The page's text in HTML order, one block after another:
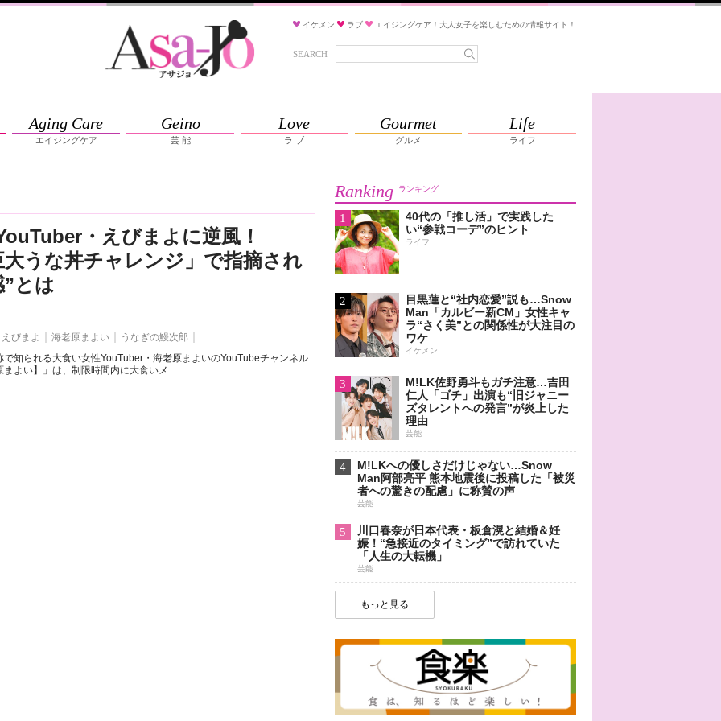
イケメン ラブ エイジングケア！大人女子を楽しむための情報サイト！
SEARCH
Aging Care
エイジングケア
Geino
芸 能
Love
ラ ブ
Gourmet
グルメ
Life
ライフ
・えびまよに逆風！
うな丼チャレンジ」で指摘され
とは
えびまよ 海老原まよい
うなぎの鰻次郎
で知られる大食い女性YouTuber・海老原まよいのYouTubeチャンネル
まよい】」は、制限時間内に大食いメ...
Ranking ランキング
1
40代の「推し活」で実践した
い“参戦コーデ”のヒント
ライフ
2
目黒蓮と“社内恋愛”説も…Snow
Man「カルビー新CM」女性キャ
ラ“さく美”との関係性が大注目の
ワケ
イケメン
3
M!LK佐野勇斗もガチ注意…吉田
仁人「ゴチ」出演も“旧ジャニー
ズタレントへの発言”が炎上した
理由
芸能
4
M!LKへの優しさだけじゃない…Snow
Man阿部亮平 熊本地震後に投稿した「被災
者への驚きの配慮」に称賛の声
芸能
5
川口春奈が日本代表・板倉滉と結婚＆妊
娠！“急接近のタイミング”で訪れていた
「人生の大転機」
芸能
もっと見る